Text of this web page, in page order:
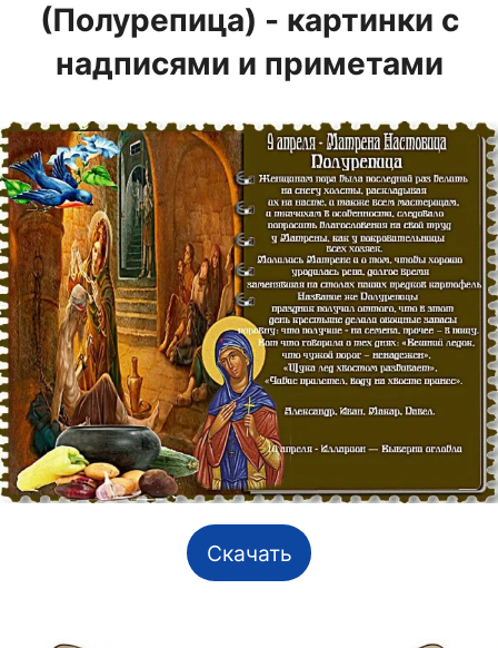
(Полурепица) - картинки с
надписями и приметами
Скачать